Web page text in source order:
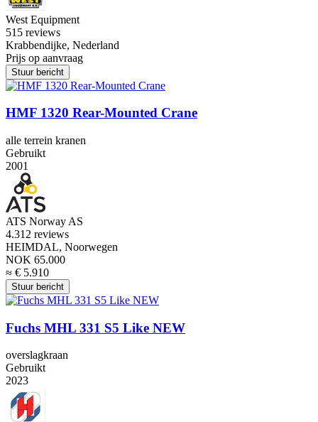
West Equipment
515 reviews
Krabbendijke, Nederland
Prijs op aanvraag
Stuur bericht
HMF 1320 Rear-Mounted Crane
alle terrein kranen
Gebruikt
2001
ATS Norway AS
4.312 reviews
HEIMDAL, Noorwegen
NOK 65.000
≈ € 5.910
Stuur bericht
Fuchs MHL 331 S5 Like NEW
overslagkraan
Gebruikt
2023